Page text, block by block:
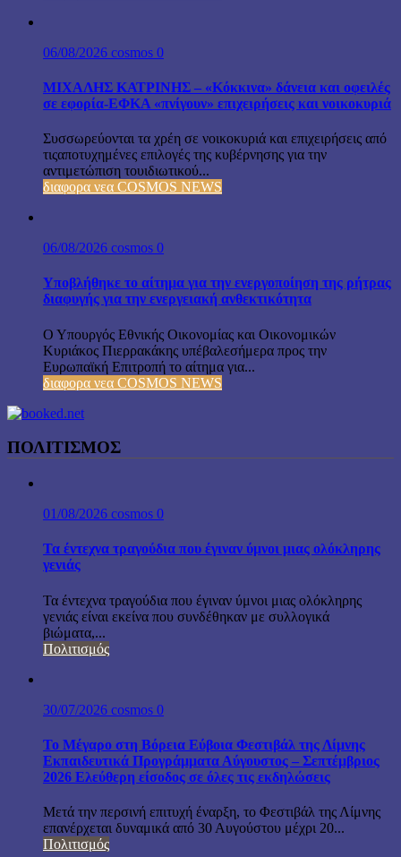
06/08/2026 cosmos 0
ΜΙΧΑΛΗΣ ΚΑΤΡΙΝΗΣ – «Κόκκινα» δάνεια και οφειλές
σε εφορία-ΕΦΚΑ «πνίγουν» επιχειρήσεις και νοικοκυριά
Συσσωρεύονται τα χρέη σε νοικοκυριά και επιχειρήσεις από
τιςαποτυχημένες επιλογές της κυβέρνησης για την
αντιμετώπιση τουιδιωτικού...
διαφορα νεα COSMOS NEWS
06/08/2026 cosmos 0
Υποβλήθηκε το αίτημα για την ενεργοποίηση της ρήτρας
διαφυγής για την ενεργειακή ανθεκτικότητα
Ο Υπουργός Εθνικής Οικονομίας και Οικονομικών
Κυριάκος Πιερρακάκης υπέβαλεσήμερα προς την
Ευρωπαϊκή Επιτροπή το αίτημα για...
διαφορα νεα COSMOS NEWS
ΠΟΛΙΤΙΣΜΟΣ
01/08/2026 cosmos 0
Τα έντεχνα τραγούδια που έγιναν ύμνοι μιας ολόκληρης
γενιάς
Τα έντεχνα τραγούδια που έγιναν ύμνοι μιας ολόκληρης
γενιάς είναι εκείνα που συνδέθηκαν με συλλογικά
βιώματα,...
Πολιτισμός
30/07/2026 cosmos 0
Το Μέγαρο στη Βόρεια Εύβοια Φεστιβάλ της Λίμνης
Εκπαιδευτικά Προγράμματα Αύγουστος – Σεπτέμβριος
2026 Ελεύθερη είσοδος σε όλες τις εκδηλώσεις
Μετά την περσινή επιτυχή έναρξη, το Φεστιβάλ της Λίμνης
επανέρχεται δυναμικά από 30 Αυγούστου μέχρι 20...
Πολιτισμός